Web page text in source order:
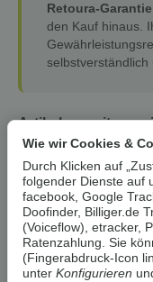
Retoura-Garantie
den Kauf hinaus.
selbstverständlich
Artikel zurzeit
Artikelnummer:
HAN:100391838
Kategorie:Matratzen
Wie wir Cookies &
Durch Klicken auf
folgender Dienste auf
facebook, Google
Doofinder, Billiger.de
(Voiceflow), etracker,
Ratenzahlung. Sie
(Fingerabdruck-Icon
unter Konfigurieren